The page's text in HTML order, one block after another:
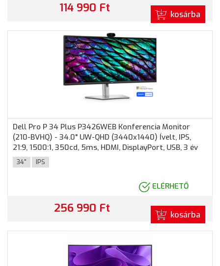
114 990 Ft kosárba
Dell Pro P 34 Plus P3426WEB Konferencia Monitor
(210-BVHQ) - 34.0" UW-QHD (3440x1440) Ívelt, IPS,
21:9, 1500:1, 350cd, 5ms, HDMI, DisplayPort, USB, 3 év
garancia, Fekete színben
34" IPS
ELÉRHETŐ
256 990 Ft kosárba